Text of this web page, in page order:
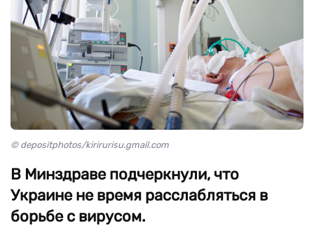
© depositphotos/kirirurisu.gmail.com
В Минздраве подчеркнули, что
Украине не время расслабляться в
борьбе с вирусом.